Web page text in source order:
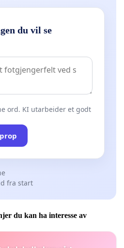
du vil se
ord. KI utarbeider et godt
fra start
du kan ha interesse av